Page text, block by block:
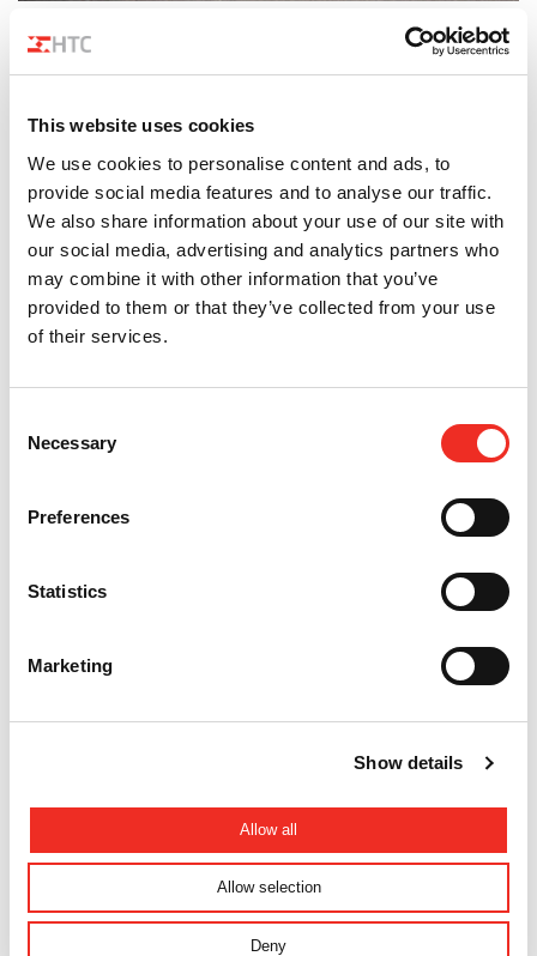
This website uses cookies
We use cookies to personalise content and ads, to
provide social media features and to analyse our traffic.
We also share information about your use of our site with
our social media, advertising and analytics partners who
may combine it with other information that you’ve
provided to them or that they’ve collected from your use
of their services.
Selection
Necessary
Preferences
Statistics
Marketing
Show details
Allow all
Allow selection
Deny
Project
De poedercoating? Die verzorgen ze zelf!
Project
Design Speedgate voor stadskantoor Hengelo